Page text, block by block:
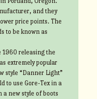
and they
price points. The
to be known as
1960 releasing the
extremely popular
style “Danner Light”
to use Gore-Tex in a
a new style of boots